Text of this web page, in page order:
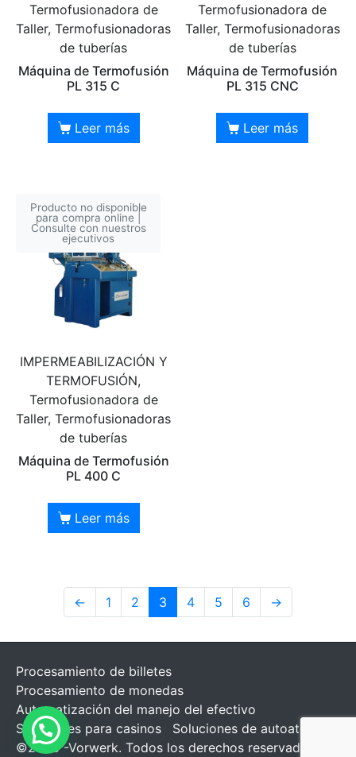
Termofusionadora de
Taller, Termofusionadoras
de tuberías
Máquina de Termofusión
PL 315 C
Leer más
Termofusionadora de
Taller, Termofusionadoras
de tuberías
Máquina de Termofusión
PL 315 CNC
Leer más
Producto no disponible
para compra online |
Consulte con nuestros
ejecutivos
IMPERMEABILIZACIÓN Y
TERMOFUSIÓN,
Termofusionadora de
Taller, Termofusionadoras
de tuberías
Máquina de Termofusión
PL 400 C
Leer más
← 1 2 3 4 5 6 →
Procesamiento de billetes
Procesamiento de monedas
Automatización del manejo del efectivo
Soluciones para casinos
Soluciones de autoatención
©2026 -Vorwerk. Todos los derechos reservados.